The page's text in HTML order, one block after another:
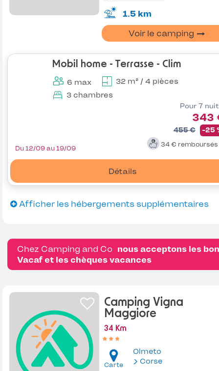
1.5 km
Voir le camping
Mobil home - Terrasse - Clim
6 max
32 m² / 4 pièces
3 chambres
Pour 7
343
455 € -25
34 € remboursés
Détails
Du 12/09 au 19/09
Afficher les hébergements supplémentaires
Chez Camping and Co nous acceptons les
Vacaf et les chèques vacances
Camping Vigna
Maggiore
34 Km
Carte
Olmeto
Corse